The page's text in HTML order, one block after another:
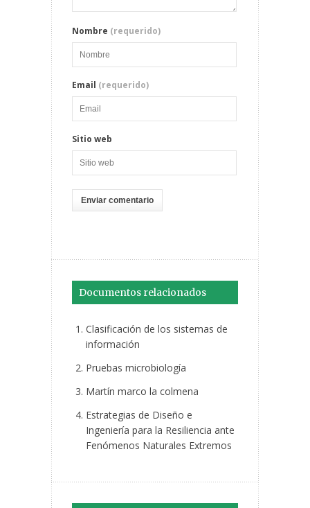
Nombre (requerido)
Email (requerido)
Sitio web
Documentos relacionados
Clasificación de los sistemas de
información
Pruebas microbiología
Martín marco la colmena
Estrategias de Diseño e
Ingeniería para la Resiliencia ante
Fenómenos Naturales Extremos